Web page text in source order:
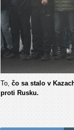
To, čo sa stalo v
proti Rusku.